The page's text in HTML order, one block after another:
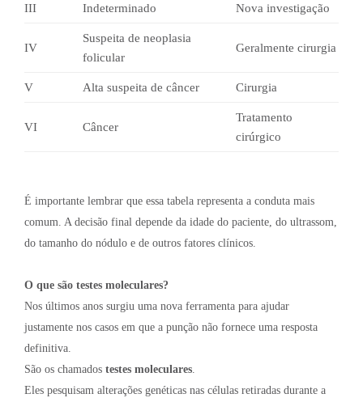
III Indeterminado Nova investigação
IV
Suspeita de neoplasia
folicular
Geralmente cirurgia
V Alta suspeita de câncer Cirurgia
VI Câncer
Tratamento
cirúrgico
É importante lembrar que essa tabela representa a conduta mais
comum. A decisão final depende da idade do paciente, do ultrassom,
do tamanho do nódulo e de outros fatores clínicos.
O que são testes moleculares?
Nos últimos anos surgiu uma nova ferramenta para ajudar
justamente nos casos em que a punção não fornece uma resposta
definitiva.
São os chamados testes moleculares.
Eles pesquisam alterações genéticas nas células retiradas durante a